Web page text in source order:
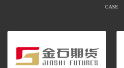
CASE